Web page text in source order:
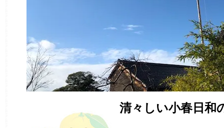
清々しい小春日和